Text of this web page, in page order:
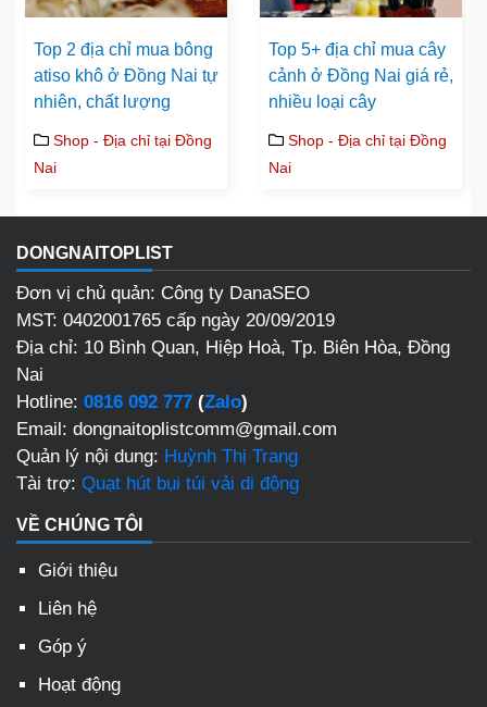
Top 2 địa chỉ mua bông
atiso khô ở Đồng Nai tự
nhiên, chất lượng
Shop - Địa chỉ tại Đồng
Nai
Top 5+ địa chỉ mua cây
cảnh ở Đồng Nai giá rẻ,
nhiều loại cây
Shop - Địa chỉ tại Đồng
Nai
DONGNAITOPLIST
Đơn vị chủ quản: Công ty DanaSEO
MST: 0402001765 cấp ngày 20/09/2019
Địa chỉ: 10 Bình Quan, Hiệp Hoà, Tp. Biên Hòa, Đồng
Nai
Hotline: 0816 092 777 (Zalo)
Email: dongnaitoplistcomm@gmail.com
Quản lý nội dung: Huỳnh Thị Trang
Tài trợ: Quạt hút bụi túi vải di động
VỀ CHÚNG TÔI
Giới thiệu
Liên hệ
Góp ý
Hoạt động